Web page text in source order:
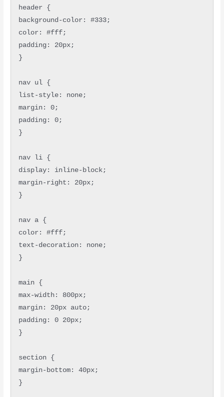
header {
background-color: #333;
color: #fff;
padding: 20px;
}
nav ul {
list-style: none;
margin: 0;
padding: 0;
}
nav li {
display: inline-block;
margin-right: 20px;
}
nav a {
color: #fff;
text-decoration: none;
}
main {
max-width: 800px;
margin: 20px auto;
padding: 0 20px;
}
section {
margin-bottom: 40px;
}